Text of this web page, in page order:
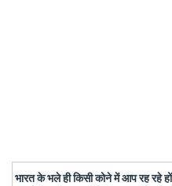
भारत के भले ही किसी कोने में आप रह रहे